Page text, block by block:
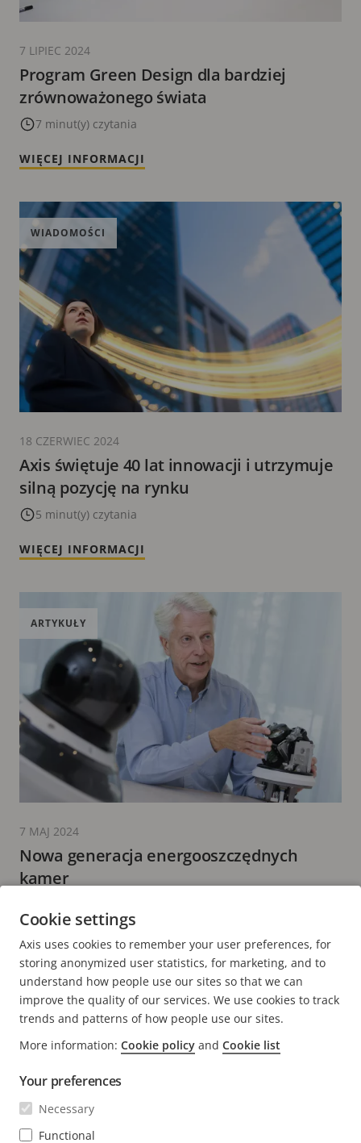
Program Green Design dla bardziej
zrównoważonego świata
7 minut(y) czytania
7 LIPIEC 2024
WIĘCEJ INFORMACJI
Axis świętuje 40 lat innowacji i utrzymuje
silną pozycję na rynku
5 minut(y) czytania
WIADOMOŚCI
18 CZERWIEC 2024
WIĘCEJ INFORMACJI
Nowa generacja energooszczędnych
kamer
ARTYKUŁY
7 MAJ 2024
WIĘCEJ INFORMACJI
FOOTER
KONTAKT
Kontakt z nami
Experience Center
WIADOMOŚCI I HISTORIE
Opinie użytkowników
SUBSKRYBUJ
Cookie settings
Axis uses cookies to remember your user preferences, for
storing anonymized user statistics, for marketing, and to
understand how people use our sites so that we can
improve the quality of our services. We use cookies to track
trends and patterns of how people use our sites.
More information: Cookie policy and Cookie list
Your preferences
Necessary
Functional